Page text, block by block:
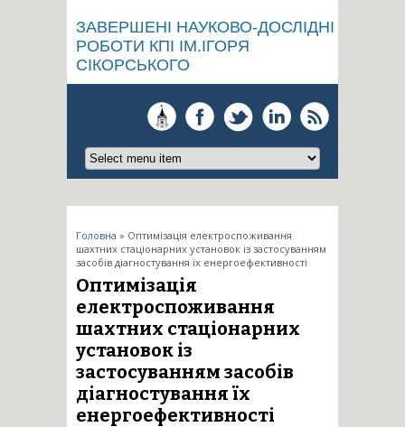
ЗАВЕРШЕНІ НАУКОВО-ДОСЛІДНІ
РОБОТИ КПІ ІМ.ІГОРЯ
СІКОРСЬКОГО
Ви є тут
Головна » Оптимізація електроспоживання
шахтних стаціонарних установок із застосуванням
засобів діагностування їх енергоефективності
Оптимізація
електроспоживання
шахтних стаціонарних
установок із
застосуванням засобів
діагностування їх
енергоефективності